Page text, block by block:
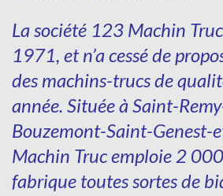
La société 123 Machin
1971, et n’a cessé de
des machins-trucs de
année. Située à Saint-
Bouzemont-Saint-Genest-
Machin Truc emploie 2
fabrique toutes sortes de